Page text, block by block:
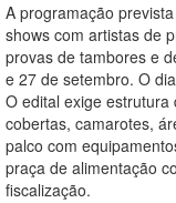
A programação
shows com artistas de
provas de tambores e
e 27 de setembro. O
O edital exige
cobertas, camarotes,
palco com
praça de alimentação
fiscalização.